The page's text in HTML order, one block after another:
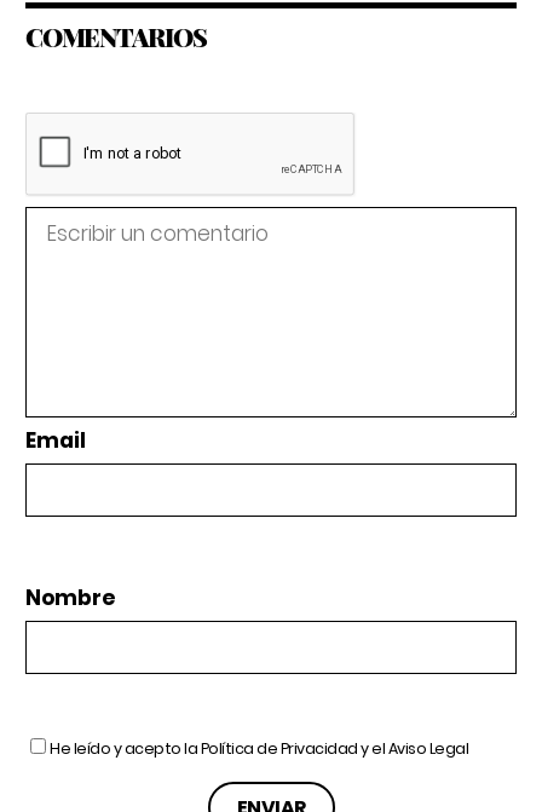
COMENTARIOS
Email
Nombre
He leído y acepto laPolítica de Privacidady elAviso Legal